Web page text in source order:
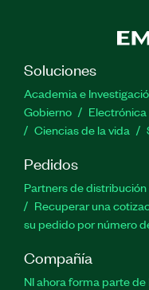
Soluciones
Academia e
Gobierno
Electrónica
Ciencias de la vida
Pedidos
Partners de distribución
Recuperar una
su pedido por número
Compañía
NI ahora forma parte